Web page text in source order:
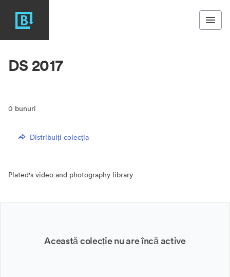
DS 2017
0 bunuri
Distribuiți colecția
Plated's video and photography library
Această colecție nu are încă active